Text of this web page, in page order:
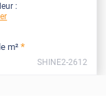
:
le m² *
SHINE2-2612